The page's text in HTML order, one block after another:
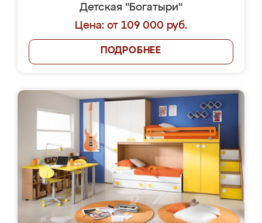
Детская "Богатыри"
Цена: от 109 000 руб.
ПОДРОБНЕЕ